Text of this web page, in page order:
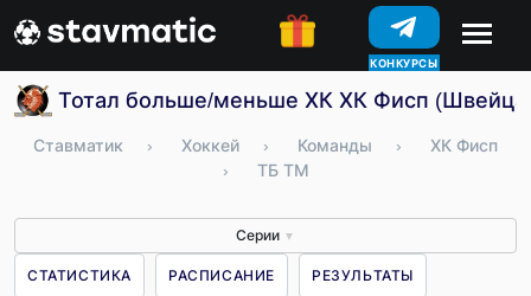
КОНКУРСЫ
Тотал больше/меньше ХК ХК Фисп
Ставматик › Хоккей › Команды ›
ХК Фисп
›
ТБ ТМ
Серии ▼
СТАТИСТИКА РАСПИСАНИЕ РЕЗУЛЬТАТЫ